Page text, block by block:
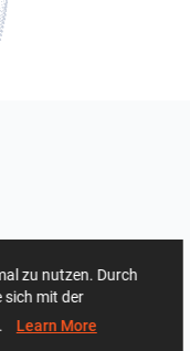
zu nutzen. Durch
sich mit der
Learn More